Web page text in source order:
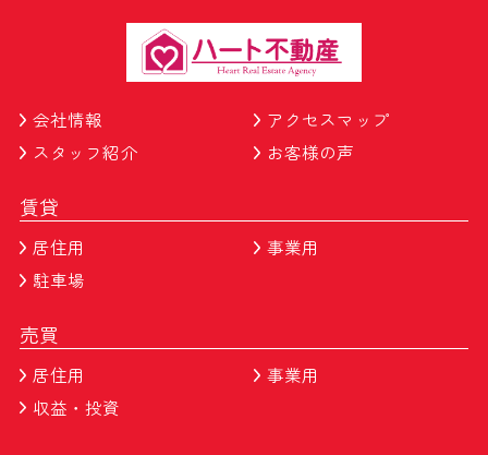
会社情報
アクセスマップ
スタッフ紹介
お客様の声
賃貸
居住用
事業用
駐車場
売買
居住用
事業用
収益・投資